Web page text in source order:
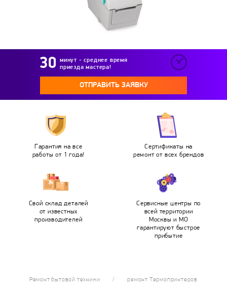
минут - среднее время
приезда мастера!
ОТПРАВИТЬ ЗАЯВКУ
Гарантия на все
работы от 1 года!
Сертификаты на
ремонт от всех брендов
Свой склад деталей
от известных
производителей
Сервисные центры по
всей территории
Москвы и МО
гарантируют быстрое
прибытие
Ремонт бытовой техники ремонт Термопринтеров